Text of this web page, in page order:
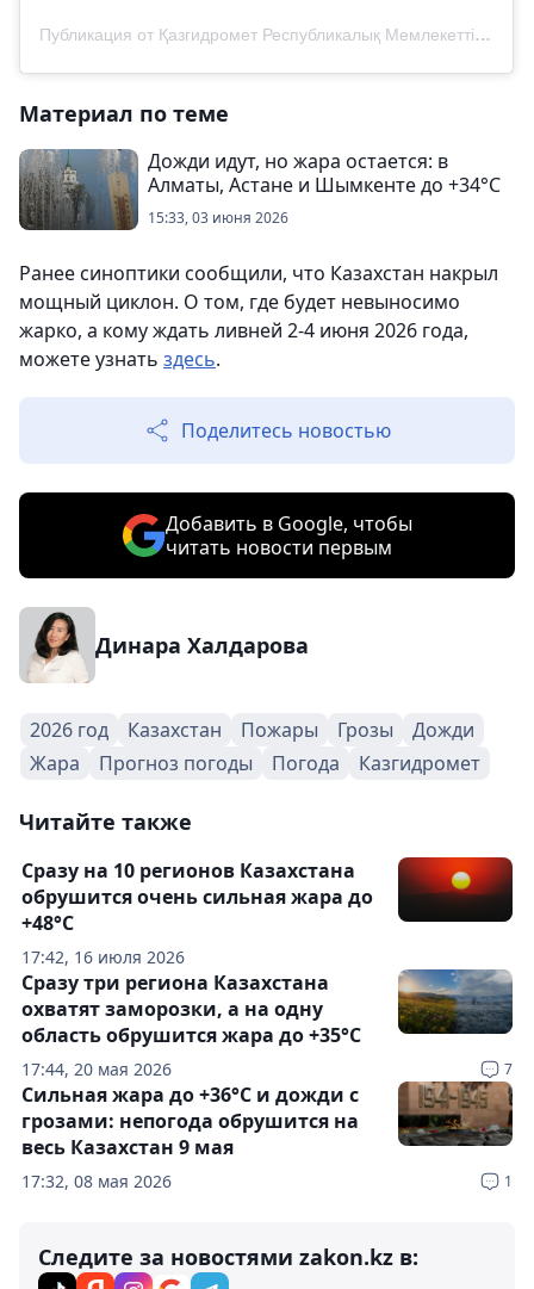
Публикация от Қазгидромет Республикалық Мемлекеттік Кәсіпорны (@kazhydromet)
Материал по теме
Дожди идут, но жара остается: в
Алматы, Астане и Шымкенте до +34°C
15:33, 03 июня 2026
Ранее синоптики сообщили, что Казахстан накрыл
мощный циклон. О том, где будет невыносимо
жарко, а кому ждать ливней 2-4 июня 2026 года,
можете узнать здесь.
Поделитесь новостью
Добавить в Google, чтобы
читать новости первым
Динара Халдарова
2026 год Казахстан Пожары Грозы
Дожди
Жара
Прогноз погоды Погода Казгидромет
Читайте также
17:42, 16 июля 2026
Сразу на 10 регионов Казахстана
обрушится очень сильная жара до
+48°C
17:44, 20 мая 2026 7
Сразу три региона Казахстана
охватят заморозки, а на одну
область обрушится жара до +35°С
17:32, 08 мая 2026 1
Сильная жара до +36°С и дожди с
грозами: непогода обрушится на
весь Казахстан 9 мая
Следите за новостями zakon.kz в: